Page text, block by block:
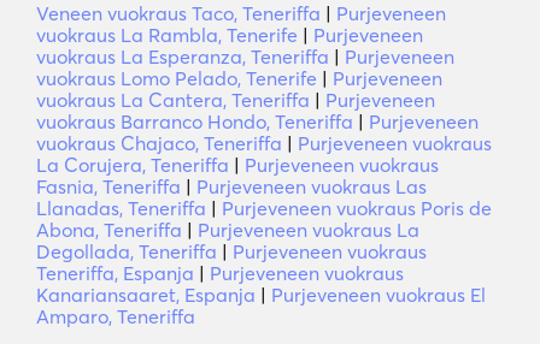
Veneen vuokraus Taco, Teneriffa | Purjeveneen
vuokraus La Rambla, Tenerife | Purjeveneen
vuokraus La Esperanza, Teneriffa | Purjeveneen
vuokraus Lomo Pelado, Tenerife | Purjeveneen
vuokraus La Cantera, Teneriffa | Purjeveneen
vuokraus Barranco Hondo, Teneriffa | Purjeveneen
vuokraus Chajaco, Teneriffa | Purjeveneen vuokraus
La Corujera, Teneriffa | Purjeveneen vuokraus
Fasnia, Teneriffa | Purjeveneen vuokraus Las
Llanadas, Teneriffa | Purjeveneen vuokraus Poris de
Abona, Teneriffa | Purjeveneen vuokraus La
Degollada, Teneriffa | Purjeveneen vuokraus
Teneriffa, Espanja | Purjeveneen vuokraus
Kanariansaaret, Espanja | Purjeveneen vuokraus El
Amparo, Teneriffa